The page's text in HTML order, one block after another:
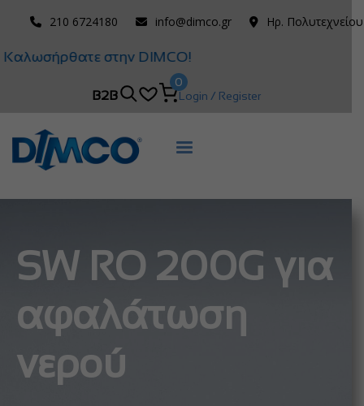
210 6724180 info@dimco.gr Ηρ.
Καλωσήρθατε στην DIMCO!
B2B
0
Login / Register
SW RO 200G για
αφαλάτωση
νερού